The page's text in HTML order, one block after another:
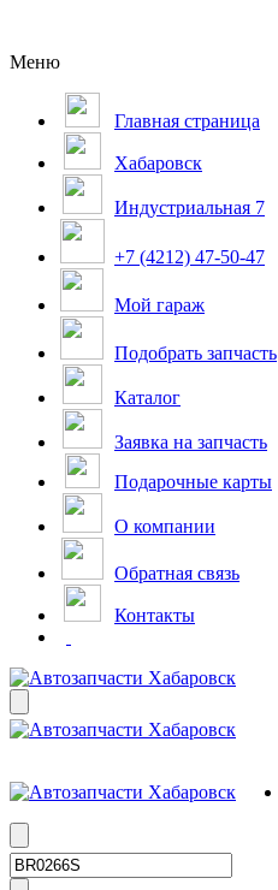
Меню
Главная страница
Хабаровск
Индустриальная 7
+7 (4212) 47-50-47
Мой гараж
Подобрать запчасть
Каталог
Заявка на запчасть
Подарочные карты
О компании
Обратная связь
Контакты